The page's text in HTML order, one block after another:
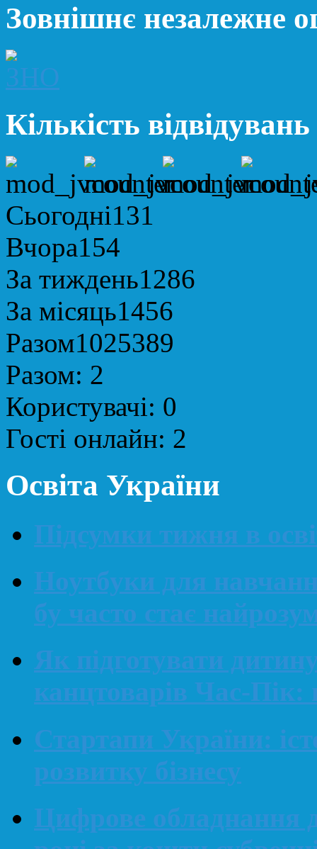
Зовнішнє незалежне
Кількість відвідувань
Сьогодні131
Вчора154
За тиждень1286
За місяць1456
Разом1025389
Разом: 2
Користувачі: 0
Гості онлайн: 2
Освіта України
Підсумки тижня в
Ноутбуки для
бу часто стає
Як підготувати
канцтоварів Час-Пік:
Стартапи України:
розвитку бізнесу
Цифрове обладнання